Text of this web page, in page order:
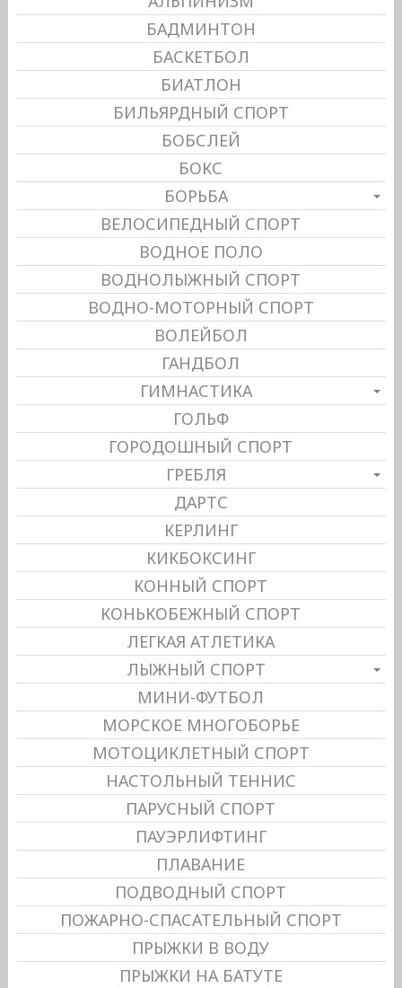
БАДМИНТОН
БАСКЕТБОЛ
БИАТЛОН
БИЛЬЯРДНЫЙ СПОРТ
БОБСЛЕЙ
БОКС
БОРЬБА
ВЕЛОСИПЕДНЫЙ СПОРТ
ВОДНОЕ ПОЛО
ВОДНОЛЫЖНЫЙ СПОРТ
ВОДНО-МОТОРНЫЙ СПОРТ
ВОЛЕЙБОЛ
ГАНДБОЛ
ГИМНАСТИКА
ГОЛЬФ
ГОРОДОШНЫЙ СПОРТ
ГРЕБЛЯ
ДАРТС
КЕРЛИНГ
КИКБОКСИНГ
КОННЫЙ СПОРТ
КОНЬКОБЕЖНЫЙ СПОРТ
ЛЕГКАЯ АТЛЕТИКА
ЛЫЖНЫЙ СПОРТ
МИНИ-ФУТБОЛ
МОРСКОЕ МНОГОБОРЬЕ
МОТОЦИКЛЕТНЫЙ СПОРТ
НАСТОЛЬНЫЙ ТЕННИС
ПАРУСНЫЙ СПОРТ
ПАУЭРЛИФТИНГ
ПЛАВАНИЕ
ПОДВОДНЫЙ СПОРТ
ПОЖАРНО-СПАСАТЕЛЬНЫЙ СПОРТ
ПРЫЖКИ В ВОДУ
ПРЫЖКИ НА БАТУТЕ